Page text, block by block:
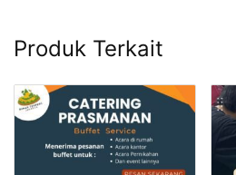
Produk Terkait